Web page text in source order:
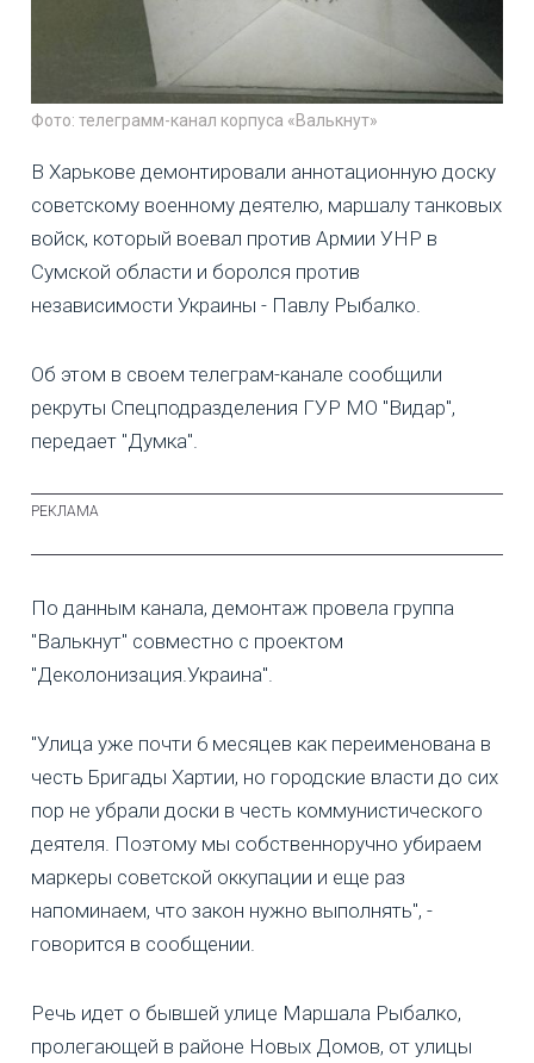
Фото: телеграмм-канал корпуса «Валькнут»
В Харькове демонтировали аннотационную доску
советскому военному деятелю, маршалу танковых
войск, который воевал против Армии УНР в
Сумской области и боролся против
независимости Украины - Павлу Рыбалко.
Об этом в своем телеграм-канале сообщили
рекруты Спецподразделения ГУР МО "Видар",
передает "Думка".
По данным канала, демонтаж провела группа
"Валькнут" совместно с проектом
"Деколонизация.Украина".
"Улица уже почти 6 месяцев как переименована в
честь Бригады Хартии, но городские власти до сих
пор не убрали доски в честь коммунистического
деятеля. Поэтому мы собственноручно убираем
маркеры советской оккупации и еще раз
напоминаем, что закон нужно выполнять", -
говорится в сообщении.
Речь идет о бывшей улице Маршала Рыбалко,
пролегающей в районе Новых Домов, от улицы